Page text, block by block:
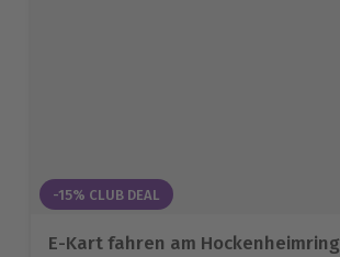
-15% CLUB DEAL
E-Kart fahren am Hockenheimring